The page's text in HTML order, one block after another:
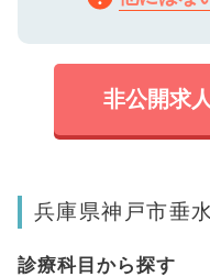
非公開求
兵庫県神戸市垂
診療科目から探す